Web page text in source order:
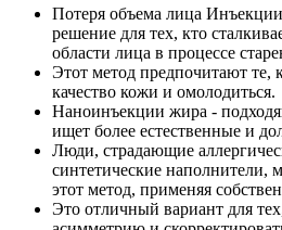
Потеря объема лица
решение для тех, кто
области лица в процессе
Этот метод предпочитают те,
качество кожи и омолодиться.
Наноинъекции жира -
ищет более естественные и
Люди, страдающие
синтетические наполнители,
этот метод, применяя
Это отличный вариант для